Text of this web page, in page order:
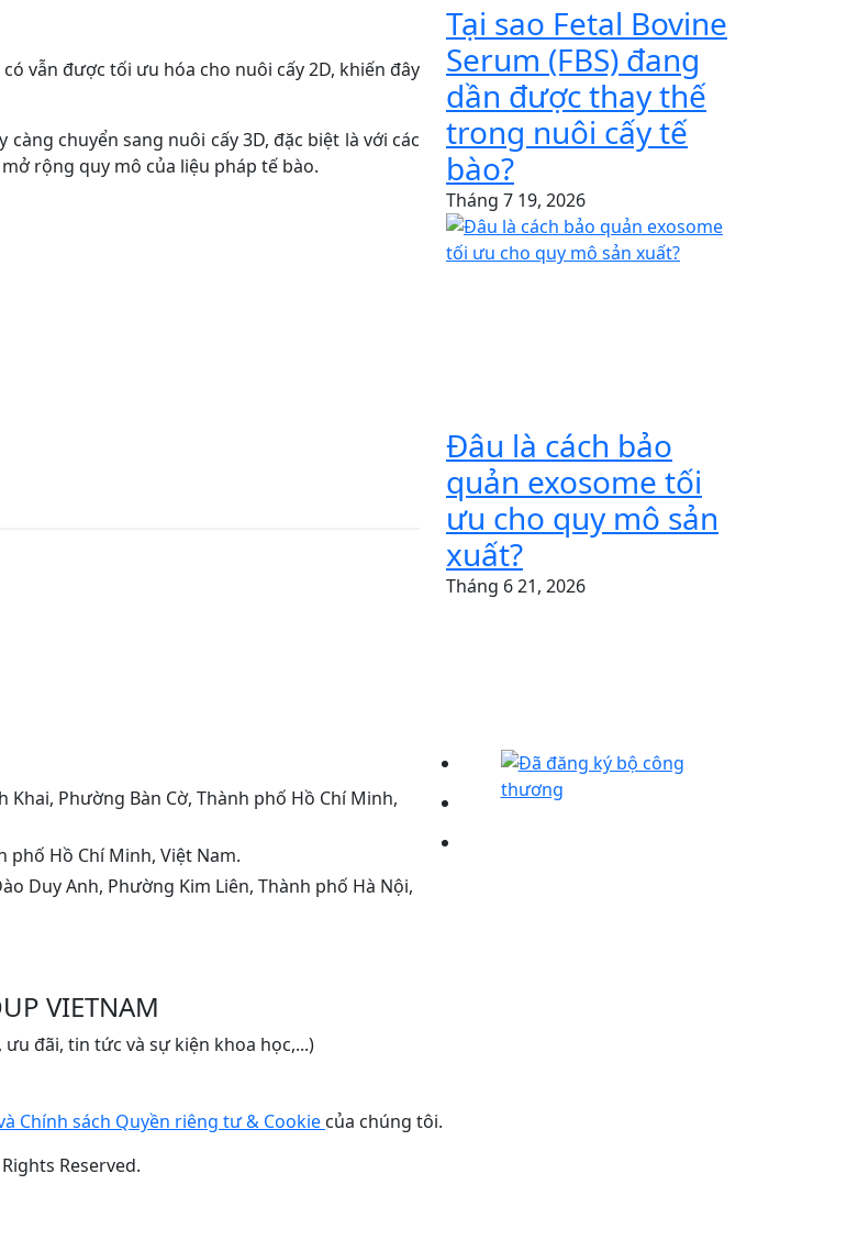
vẫn được tối ưu hóa cho nuôi cấy 2D, khiến đây
chuyển sang nuôi cấy 3D, đặc biệt là với các
rộng quy mô của liệu pháp tế bào.
Tại sao Fetal Bovine
Serum (FBS) đang
dần được thay thế
trong nuôi cấy tế
bào?
Tháng 7 19, 2026
Đâu là cách bảo
quản exosome tối
ưu cho quy mô sản
xuất?
Tháng 6 21, 2026
Khai, Phường Bàn Cờ, Thành phố Hồ Chí Minh,
phố Hồ Chí Minh, Việt Nam.
Duy Anh, Phường Kim Liên, Thành phố Hà Nội,
VIETNAM
đãi, tin tức và sự kiện khoa học,...)
Chính sách Quyền riêng tư & Cookie của chúng tôi.
Reserved.